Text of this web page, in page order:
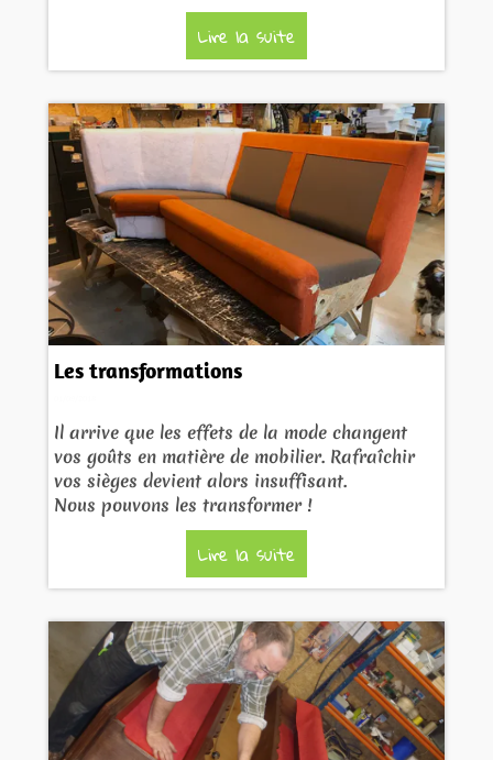
Lire la suite
Les transformations
Il arrive que les effets de la mode changent
vos goûts en matière de mobilier. Rafraîchir
vos sièges devient alors insuffisant.
Nous pouvons les transformer !
Lire la suite